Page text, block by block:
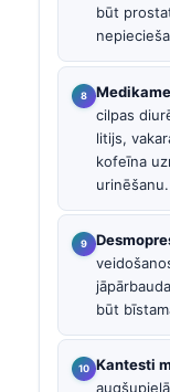
būt
cilpas
litijs,
kofeīna
urinēšanu.
būt
Kantesti